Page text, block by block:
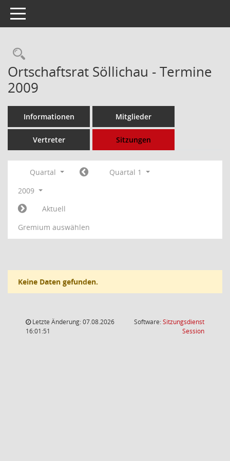
Toggle navigation
Rechercheauswahl
Ortschaftsrat Söllichau - Termine
2009
Informationen Mitglieder
Vertreter Sitzungen
Quartal
Quartal 1
2009
Aktuell
Gremium auswählen
Keine Daten gefunden.
Letzte Änderung: 07.08.2026
16:01:51
Software:Sitzungsdienst
Session(Wird in